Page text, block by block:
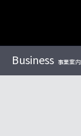
Business 事業案内